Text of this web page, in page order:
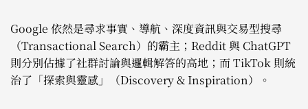
Google 依然是尋求事實、導航、深度資訊與交易型搜尋
（Transactional Search）的霸主；Reddit 與 ChatGPT
則分別佔據了社群討論與邏輯解答的高地；而 TikTok 則統
治了「探索與靈感」（Discovery & Inspiration）。